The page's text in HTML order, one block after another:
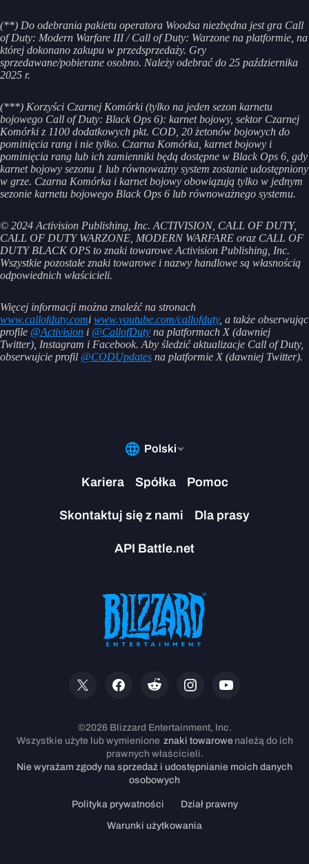
(**) Do odebrania pakietu operatora Woodsa niezbędna jest gra Call
of Duty: Modern Warfare III / Call of Duty: Warzone na platformie, na
której dokonano zakupu w przedsprzedaży. Gry
sprzedawane/pobierane osobno. Należy odebrać do 25 października
2025 r.
(***) Korzyści Czarnej Komórki (tylko na jeden sezon karnetu
bojowego Call of Duty: Black Ops 6): karnet bojowy, sektor Czarnej
Komórki z 1100 dodatkowych pkt. COD, 20 żetonów bojowych do
pominięcia rang i nie tylko. Czarna Komórka, karnet bojowy i
pominięcia rang lub ich zamienniki będą dostępne w Black Ops 6, gdy
karnet bojowy sezonu 1 lub równoważny system zostanie udostępniony
w grze. Czarna Komórka i karnet bojowy obowiązują tylko w jednym
sezonie karnetu bojowego Black Ops 6 lub równoważnego systemu.
© 2024 Activision Publishing, Inc. ACTIVISION, CALL OF DUTY,
CALL OF DUTY WARZONE, MODERN WARFARE oraz CALL OF
DUTY BLACK OPS to znaki towarowe Activision Publishing, Inc.
Wszystkie pozostałe znaki towarowe i nazwy handlowe są własnością
odpowiednich właścicieli.
Więcej informacji można znaleźć na stronach
www.callofduty.comi www.youtube.com/callofduty, a także obserwując
profile @Activision i @CallofDuty na platformach X (dawniej
Twitter), Instagram i Facebook. Aby śledzić aktualizacje Call of Duty,
obserwujcie profil @CODUpdates na platformie X (dawniej Twitter).